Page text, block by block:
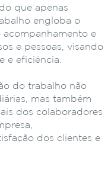
que apenas
engloba o
acompanhamento e
e pessoas, visando
e eficiência.
do trabalho não
mas também
dos colaboradores
dos clientes e